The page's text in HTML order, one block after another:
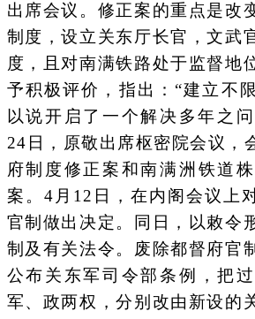
出席会议。修正案的重点是改
制度，设立关东厅长官，文武
度，且对南满铁路处于监督地
予积极评价，指出：“建立不
以说开启了一个解决多年之
24日，原敬出席枢密院会议，
府制度修正案和南满洲铁道
案。4月12日，在内阁会议上
官制做出决定。同日，以敕令
制及有关法令。废除都督府官
公布关东军司令部条例，把
军、政两权，分别改由新设的